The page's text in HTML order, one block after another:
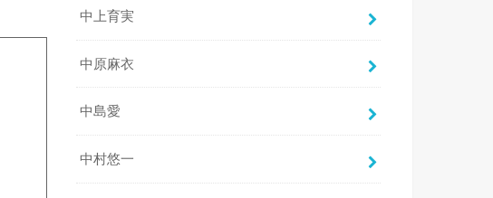
中上育実
中原麻衣
中島愛
中村悠一